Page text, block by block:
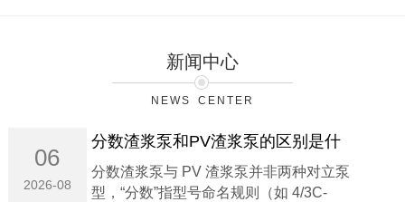
新闻中心
NEWS CENTER
06
2026-08
分数渣浆泵和PV渣浆泵的区别是什
么？...
分数渣浆泵与 PV 渣浆泵并非两种对立泵
型，‌“分数”指型号命名规则（如 4/3C-